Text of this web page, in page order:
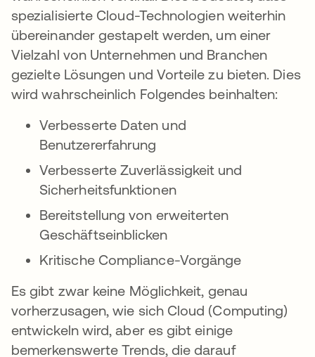
spezialisierte Cloud-Technologien weiterhin
übereinander gestapelt werden, um einer
Vielzahl von Unternehmen und Branchen
gezielte Lösungen und Vorteile zu bieten. Dies
wird wahrscheinlich Folgendes beinhalten:
Verbesserte Daten und
Benutzererfahrung
Verbesserte Zuverlässigkeit und
Sicherheitsfunktionen
Bereitstellung von erweiterten
Geschäftseinblicken
Kritische Compliance-Vorgänge
Es gibt zwar keine Möglichkeit, genau
vorherzusagen, wie sich Cloud (Computing)
entwickeln wird, aber es gibt einige
bemerkenswerte Trends, die darauf